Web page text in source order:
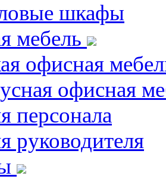
шкафы
мебель
офисная
офисная
персонала
руководителя